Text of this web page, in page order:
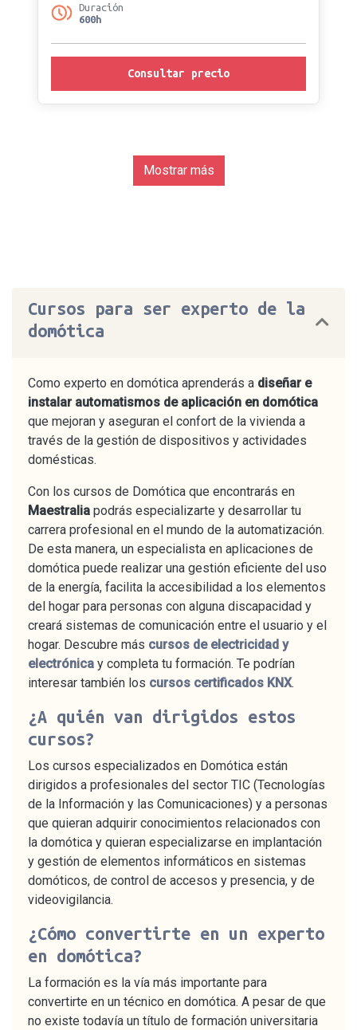
Duración
600h
Consultar precio
Mostrar más
Cursos para ser experto de la
domótica
Como experto en domótica aprenderás a diseñar e
instalar automatismos de aplicación en domótica
que mejoran y aseguran el confort de la vivienda a
través de la gestión de dispositivos y actividades
domésticas.
Con los cursos de Domótica que encontrarás en
Maestralia podrás especializarte y desarrollar tu
carrera profesional en el mundo de la automatización.
De esta manera, un especialista en aplicaciones de
domótica puede realizar una gestión eficiente del uso
de la energía, facilita la accesibilidad a los elementos
del hogar para personas con alguna discapacidad y
creará sistemas de comunicación entre el usuario y el
hogar. Descubre más cursos de electricidad y
electrónica y completa tu formación. Te podrían
interesar también los cursos certificados KNX.
¿A quién van dirigidos estos
cursos?
Los cursos especializados en Domótica están
dirigidos a profesionales del sector TIC (Tecnologías
de la Información y las Comunicaciones) y a personas
que quieran adquirir conocimientos relacionados con
la domótica y quieran especializarse en implantación
y gestión de elementos informáticos en sistemas
domóticos, de control de accesos y presencia, y de
videovigilancia.
¿Cómo convertirte en un experto
en domótica?
La formación es la vía más importante para
convertirte en un técnico en domótica. A pesar de que
no existe todavía un título de formación universitaria